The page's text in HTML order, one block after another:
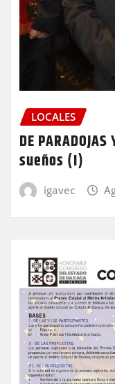
LOCALES
DE
sueños (I)
igavec